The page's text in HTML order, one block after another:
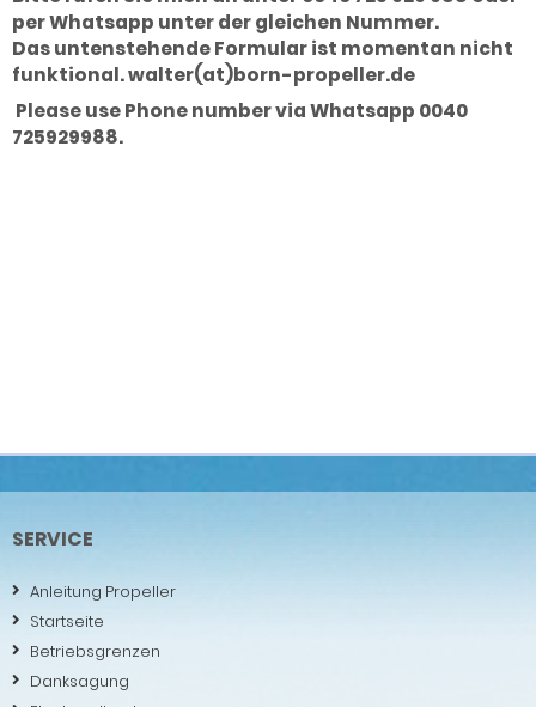
per Whatsapp unter der gleichen Nummer.
Das untenstehende Formular ist momentan nicht
funktional. walter(at)born-propeller.de
Please use Phone number via Whatsapp 0040
725929988.
SERVICE
Anleitung Propeller
Startseite
Betriebsgrenzen
Danksagung